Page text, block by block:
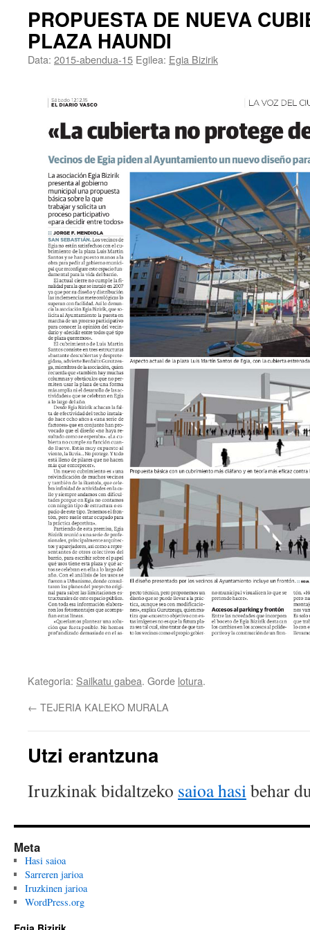
PROPUESTA DE NUEVA
PLAZA HAUNDI
Data: 2015-abendua-15 Egilea: Egia Bizirik
Kategoria: Sailkatu gabea. Gorde lotura.
← TEJERIA KALEKO MURALA
Utzi erantzuna
Iruzkinak bidaltzeko saioa hasi behar
Meta
Hasi saioa
Sarreren jarioa
Iruzkinen jarioa
WordPress.org